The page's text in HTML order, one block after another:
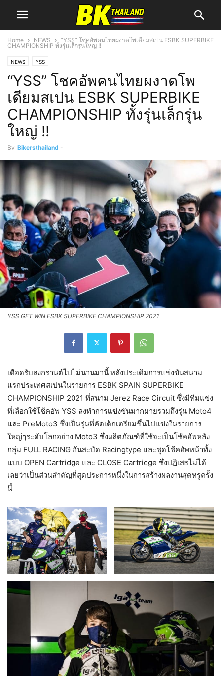
Home NEWS
“YSS” โชคอัพคนไทยผงาดโพเดียมสเปน ESBK SUPERBIKE
CHAMPIONSHIP ทั้งรุ่นเล็กรุ่นใหญ่ !!
NEWS YSS
“YSS” โชคอัพคนไทยผงาดโพ
เดียมสเปน ESBK SUPERBIKE
CHAMPIONSHIP ทั้งรุ่นเล็กรุ่น
ใหญ่ !!
By Bikersthailand -
YSS GET WIN ESBK SUPERBIKE CHAMPIONSHIP 2021
เดือดรับสงกรานต์ไปไม่นานมานี้ หลังประเดิมการแข่งขันสนาม
แรกประเทศสเปนในรายการ ESBK SPAIN SUPERBIKE
CHAMPIONSHIP 2021 ที่สนาม Jerez Race Circuit ซึ่งมีทีมแข่ง
ที่เลือกใช้โช้คอัพ YSS ลงทำการเเข่งขันมากมายรวมถึงรุ่น Moto4
และ PreMoto3 ซึ่งเป็นรุ่นที่คัดเด็กเตรียมขึ้นไปเเข่งในรายการ
ใหญ่ๆระดับโลกอย่าง Moto3 ซึ่งผลิตภัณฑ์ที่ใช้จะเป็นโช้คอัพหลัง
กลุ่ม FULL RACING กันสะบัด Racingtype และชุดโช้คอัพหน้าทั้ง
แบบ OPEN Cartridge และ CLOSE Cartridge ซึ่งปฏิเสธไม่ได้
เลยว่าเป็นส่วนสำคัญที่สุดประการหนึ่งในการสร้างผลงานสุดหรูครั้ง
นี้